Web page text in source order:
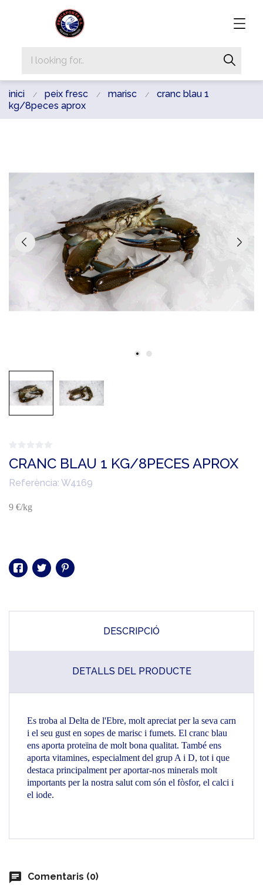
inici peix fresc marisc
cranc blau 1
kg/8peces aprox
CRANC BLAU 1 KG/8PECES APROX
Referència: W4169
9 €/kg
DESCRIPCIÓ
DETALLS DEL PRODUCTE
Es troba al Delta de l'Ebre, molt apreciat per la seva carn
i el seu gust en sopes de marisc i fumets. El cranc blau
ens aporta proteïna de molt bona qualitat. També ens
aporta vitamines, especialment del grup A i D, tot i que
destaca principalment per aportar-nos minerals molt
importants per la nostra salut com són el fòsfor, el calci i
el iode.
chat Comentaris (0)